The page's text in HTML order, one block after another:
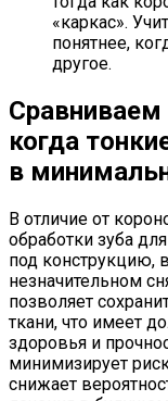
«каркас».
понятнее,
другое.
Сравниваем
когда
в
В отличие от
обработки зуба
под конструкцию,
незначительном
позволяет
ткани, что имеет
здоровья и
минимизирует
снижает